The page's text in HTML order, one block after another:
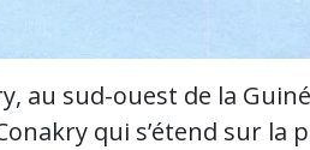
au sud-ouest de la
qui s’étend sur